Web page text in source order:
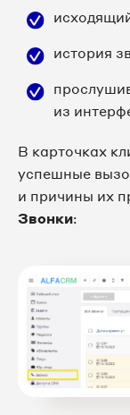
история
из
В карточках
успешные
и причины их
Звонки: